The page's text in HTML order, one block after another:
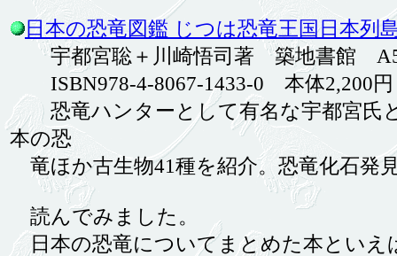
日本の恐竜図鑑 じつは恐竜王国日本列
宇都宮聡＋川崎悟司著 築地書館
ISBN978-4-8067-1433-0 本体2,200円
恐竜ハンターとして有名な宇都宮氏
本の恐
竜ほか古生物41種を紹介。恐竜化石発
読んでみました。
日本の恐竜についてまとめた本といえ